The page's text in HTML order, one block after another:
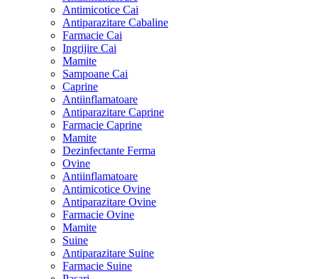
Antimicotice Cai
Antiparazitare Cabaline
Farmacie Cai
Ingrijire Cai
Mamite
Sampoane Cai
Caprine
Antiinflamatoare
Antiparazitare Caprine
Farmacie Caprine
Mamite
Dezinfectante Ferma
Ovine
Antiinflamatoare
Antimicotice Ovine
Antiparazitare Ovine
Farmacie Ovine
Mamite
Suine
Antiparazitare Suine
Farmacie Suine